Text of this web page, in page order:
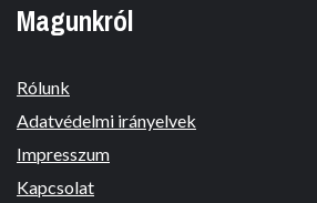
Magunkról
Rólunk
Adatvédelmi irányelvek
Impresszum
Kapcsolat